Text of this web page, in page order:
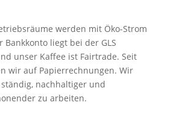
werden mit Öko-Strom
Bankkonto liegt bei der GLS
unser Kaffee ist Fairtrade. Seit
wir auf Papierrechnungen. Wir
nachhaltiger und
zu arbeiten.